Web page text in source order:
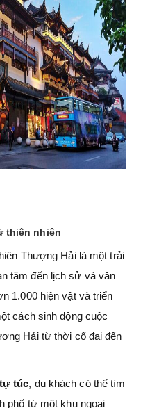
thiên nhiên
Thượng Hải là một trải
tâm đến lịch sử và văn
1.000 hiện vật và triển
cách sinh động cuộc
Hải từ thời cổ đại đến
túc, du khách có thể tìm
phố từ một khu ngoại